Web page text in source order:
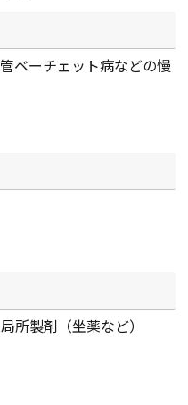
ベーチェット病などの慢
所製剤（坐薬など）